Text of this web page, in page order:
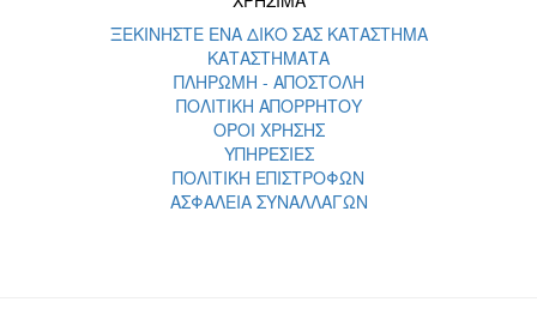
ΞΕΚΙΝΗΣΤΕ ΕΝΑ ΔΙΚΟ ΣΑΣ ΚΑΤΑΣΤΗΜΑ
ΚΑΤΑΣΤΗΜΑΤΑ
ΠΛΗΡΩΜΗ - ΑΠΟΣΤΟΛΗ
ΠΟΛΙΤΙΚΗ ΑΠΟΡΡΗΤΟΥ
ΟΡΟΙ ΧΡΗΣΗΣ
ΥΠΗΡΕΣΙΕΣ
ΠΟΛΙΤΙΚΗ ΕΠΙΣΤΡΟΦΩΝ
ΑΣΦΑΛΕΙΑ ΣΥΝΑΛΛΑΓΩΝ